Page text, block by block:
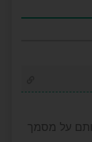
על מסמך